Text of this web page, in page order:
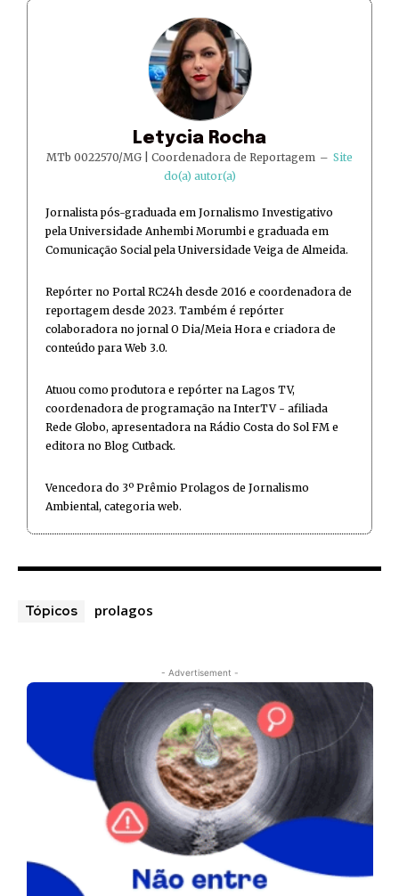
Letycia Rocha
MTb 0022570/MG | Coordenadora de Reportagem – Site
do(a) autor(a)
Jornalista pós-graduada em Jornalismo Investigativo
pela Universidade Anhembi Morumbi e graduada em
Comunicação Social pela Universidade Veiga de Almeida.
Repórter no Portal RC24h desde 2016 e coordenadora de
reportagem desde 2023. Também é repórter
colaboradora no jornal O Dia/Meia Hora e criadora de
conteúdo para Web 3.0.
Atuou como produtora e repórter na Lagos TV,
coordenadora de programação na InterTV - afiliada
Rede Globo, apresentadora na Rádio Costa do Sol FM e
editora no Blog Cutback.
Vencedora do 3º Prêmio Prolagos de Jornalismo
Ambiental, categoria web.
Tópicos prolagos
- Advertisement -